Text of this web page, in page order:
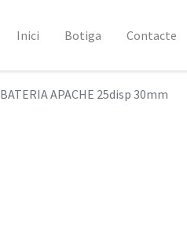
Inici Botiga Contacte
BATERIA APACHE 25disp 30mm